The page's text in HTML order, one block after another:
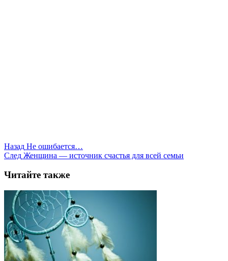
Назад Не ошибается…
След Женщина — источник счастья для всей семьи
Читайте также